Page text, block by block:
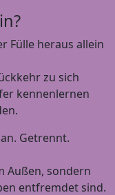
Fülle heraus allein
zu sich
kennenlernen
Getrennt.
Außen, sondern
entfremdet sind.